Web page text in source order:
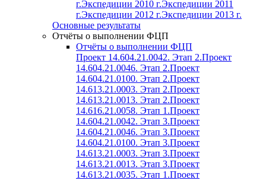
г.Экспедиции 2010 г.Экспедиции 2011
г.Экспедиции 2012 г.Экспедиции 2013 г.
Основные результаты
Отчёты о выполнении ФЦП
Отчёты о выполнении ФЦП
Проект 14.604.21.0042. Этап 2.Проект
14.604.21.0046. Этап 2.Проект
14.604.21.0100. Этап 2.Проект
14.613.21.0003. Этап 2.Проект
14.613.21.0013. Этап 2.Проект
14.616.21.0058. Этап 1.Проект
14.604.21.0042. Этап 3.Проект
14.604.21.0046. Этап 3.Проект
14.604.21.0100. Этап 3.Проект
14.613.21.0003. Этап 3.Проект
14.613.21.0013. Этап 3.Проект
14.613.21.0035. Этап 1.Проект